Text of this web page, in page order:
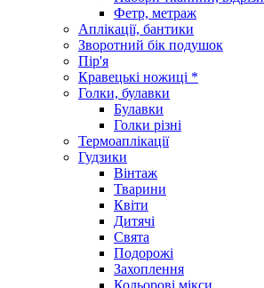
Фетр, метраж
Аплікації, бантики
Зворотний бік подушок
Пір'я
Кравецькі ножиці *
Голки, булавки
Булавки
Голки різні
Термоаплікації
Гудзики
Вінтаж
Тварини
Квіти
Дитячі
Свята
Подорожі
Захоплення
Кольорові мікси